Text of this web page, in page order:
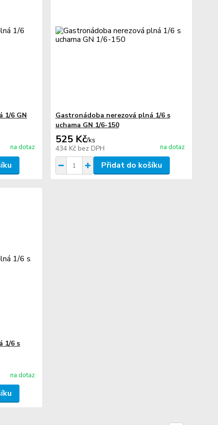
1/6 GN
na dotaz
Gastronádoba nerezová plná 1/6 s
uchama GN 1/6-150
525 Kč/ks
434 Kč bez DPH na dotaz
Přidat do košíku
1/6 s
na dotaz